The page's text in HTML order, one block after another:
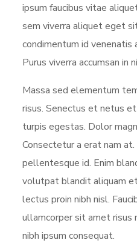
ipsum faucibus vitae
sem viverra aliquet eget
condimentum id venenatis
Purus viverra accumsan in
Massa sed elementum
risus. Senectus et netus
turpis egestas. Dolor
Consectetur a erat nam
pellentesque id. Enim
volutpat blandit aliquam
lectus proin nibh nisl.
ullamcorper sit amet risus
nibh ipsum consequat.